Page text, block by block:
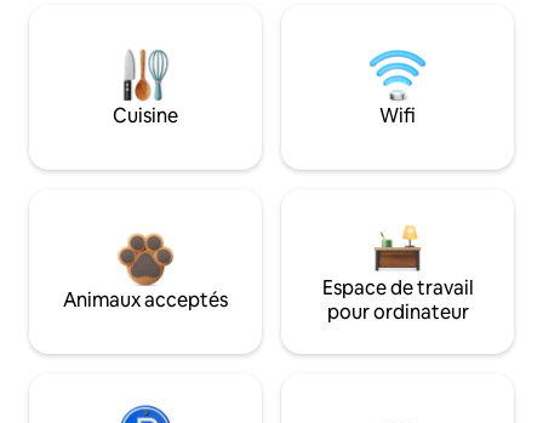
Cuisine Wifi
Animaux acceptés
Espace de travail
pour ordinateur